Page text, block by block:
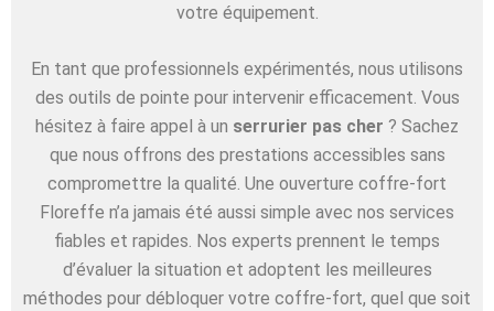
votre équipement.
En tant que professionnels expérimentés, nous utilisons
des outils de pointe pour intervenir efficacement. Vous
hésitez à faire appel à un serrurier pas cher ? Sachez
que nous offrons des prestations accessibles sans
compromettre la qualité. Une ouverture coffre-fort
Floreffe n’a jamais été aussi simple avec nos services
fiables et rapides. Nos experts prennent le temps
d’évaluer la situation et adoptent les meilleures
méthodes pour débloquer votre coffre-fort, quel que soit